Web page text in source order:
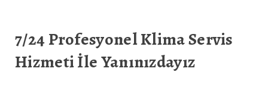
7/24 Profesyonel Klima Servis
Hizmeti İle Yanınızdayız